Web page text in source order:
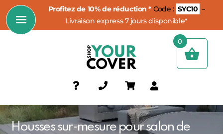
Profitez de 10% de réduction * Code : SYC10 –
Livraison express 7 jours disponible*
Housses sur-mesure pour salon de
0